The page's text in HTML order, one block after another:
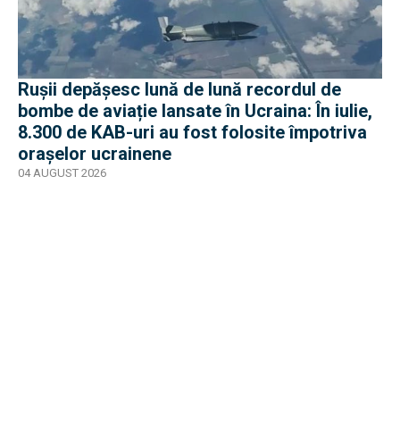
Rușii depășesc lună de lună recordul de
bombe de aviație lansate în Ucraina: În iulie,
8.300 de KAB-uri au fost folosite împotriva
orașelor ucrainene
04 AUGUST 2026